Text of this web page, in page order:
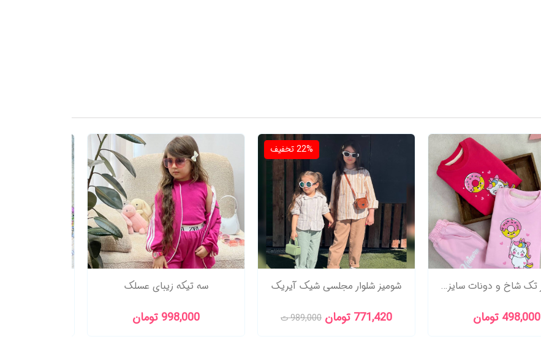
سه تیکه زیبای عسلک
998,000 تومان
22%تخفیف
شومیز شلوار مجلسی شیک آیریک
771,420 تومان 989,000 ت
بلوز شلوار تک شاخ و دونات سایز35
498,000 تومان